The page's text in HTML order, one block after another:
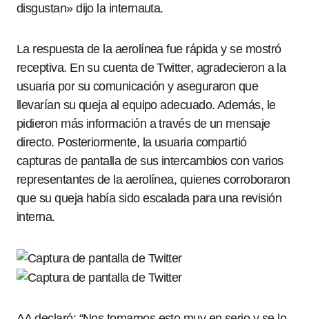
disgustan» dijo la internauta.
La respuesta de la aerolínea fue rápida y se mostró
receptiva. En su cuenta de Twitter, agradecieron a la
usuaria por su comunicación y aseguraron que
llevarían su queja al equipo adecuado. Además, le
pidieron más información a través de un mensaje
directo. Posteriormente, la usuaria compartió
capturas de pantalla de sus intercambios con varios
representantes de la aerolínea, quienes corroboraron
que su queja había sido escalada para una revisión
interna.